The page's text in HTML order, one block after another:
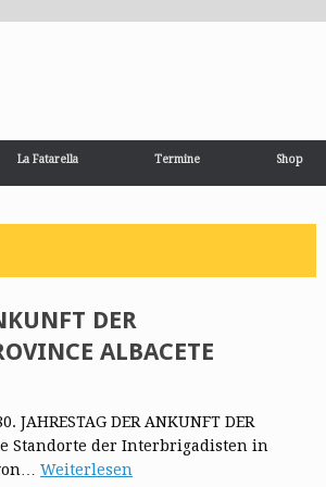
La Fatarella Termine Shop
DER
ALBACETE
DER ANKUNFT DER
Die Standorte der Interbrigadisten in
Weiterlesen